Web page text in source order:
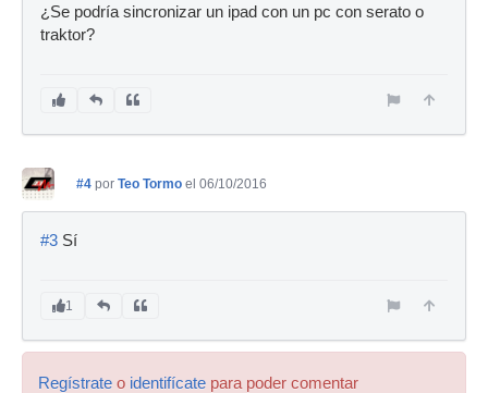
¿Se podría sincronizar un ipad con un pc con serato o
traktor?
#4 por Teo Tormo el 06/10/2016
#3 Sí
1
Regístrate o identifícate para poder comentar